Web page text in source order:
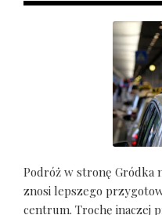
Podróż w stronę Gródka
znosi lepszego
centrum. Trochę inaczej